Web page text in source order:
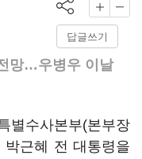
답글쓰기
망…우병우 이날
별수사본부(본부장
박근혜 전 대통령을